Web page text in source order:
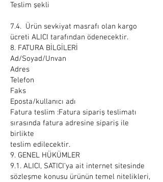
Teslim şekli
7.4. Ürün sevkiyat masrafı olan kargo
ücreti ALICI tarafından ödenecektir.
8. FATURA BİLGİLERİ
Ad/Soyad/Unvan
Adres
Telefon
Faks
Eposta/kullanıcı adı
Fatura teslim :Fatura sipariş teslimatı
sırasında fatura adresine sipariş ile
birlikte
teslim edilecektir.
9. GENEL HÜKÜMLER
9.1. ALICI, SATICI’ya ait internet sitesinde
sözleşme konusu ürünün temel nitelikleri,